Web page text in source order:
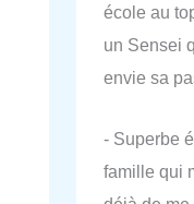
école au
un Sensei
envie sa
- Superbe
famille qui